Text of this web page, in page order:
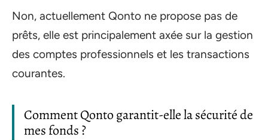
Non, actuellement Qonto ne propose pas de
prêts, elle est principalement axée sur la gestion
des comptes professionnels et les transactions
courantes.
Comment Qonto garantit-elle la sécurité de
mes fonds ?